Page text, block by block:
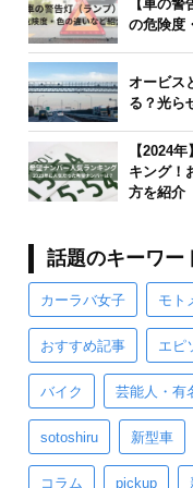
【車の
の危険度
オービス
る？光ら
【2024
キング！
方を紹介
話題のキーワー
カーラバ女子 モト
おすすめ記事 エピ
バイク 芸能人・有
sotoshiru 新型車
コラム pickup